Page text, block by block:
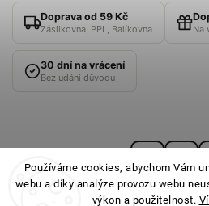
Používáme cookies, abychom Vám
webu a díky analýze provozu webu
výkon a použitelnost.
Doprava od 59 Kč
Zásilkovna, PPL, Balíkovna Na
30 dní na vrácení
Bez udání důvodu